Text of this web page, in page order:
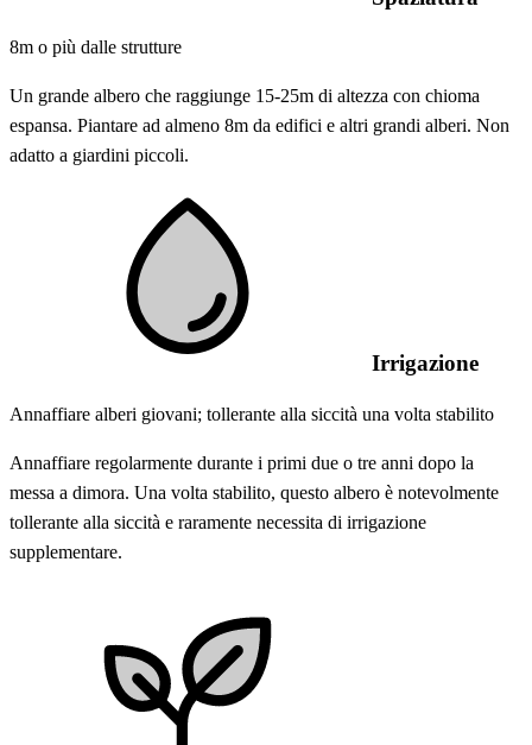
8m o più dalle strutture
Un grande albero che raggiunge 15-25m di altezza con chioma
espansa. Piantare ad almeno 8m da edifici e altri grandi alberi. Non
adatto a giardini piccoli.
Irrigazione
Annaffiare alberi giovani; tollerante alla siccità una volta stabilito
Annaffiare regolarmente durante i primi due o tre anni dopo la
messa a dimora. Una volta stabilito, questo albero è notevolmente
tollerante alla siccità e raramente necessita di irrigazione
supplementare.